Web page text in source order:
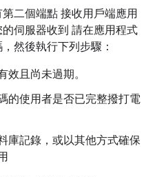
二個端點 接收用戶端應用
伺服器收到 請在應用程式
然後執行下列步驟：
效且尚未過期。
的使用者是否已完整撥打電
庫記錄，或以其他方式確保